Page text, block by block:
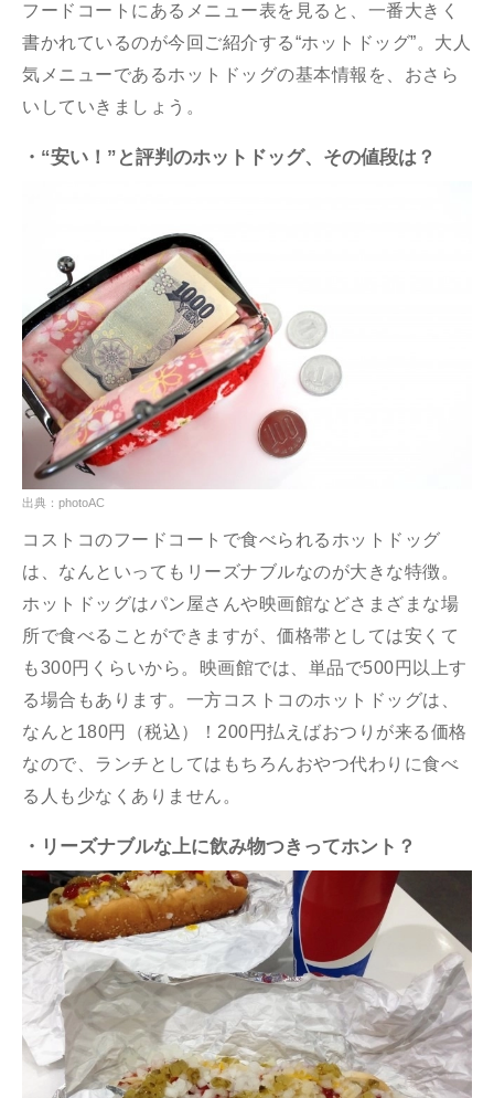
フードコートにあるメニュー表を見ると、一番大きく
書かれているのが今回ご紹介する“ホットドッグ”。大人
気メニューであるホットドッグの基本情報を、おさら
いしていきましょう。
・“安い！”と評判のホットドッグ、その値段は？
出典：photoAC
コストコのフードコートで食べられるホットドッグ
は、なんといってもリーズナブルなのが大きな特徴。
ホットドッグはパン屋さんや映画館などさまざまな場
所で食べることができますが、価格帯としては安くて
も300円くらいから。映画館では、単品で500円以上す
る場合もあります。一方コストコのホットドッグは、
なんと180円（税込）！200円払えばおつりが来る価格
なので、ランチとしてはもちろんおやつ代わりに食べ
る人も少なくありません。
・リーズナブルな上に飲み物つきってホント？